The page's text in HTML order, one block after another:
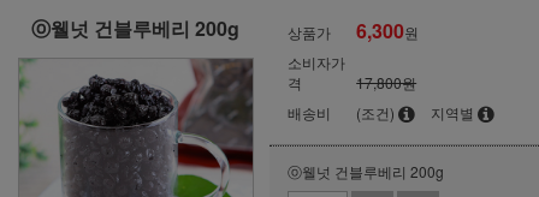
ⓞ웰넛 건블루베리 200g 상품가 6,300원
소비자가
격
17,800원
배송비
(조건) 지역별
ⓞ웰넛 건블루베리 200g